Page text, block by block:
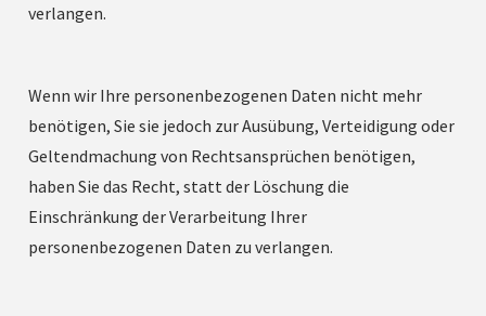
verlangen.
Wenn wir Ihre personenbezogenen Daten nicht mehr
benötigen, Sie sie jedoch zur Ausübung, Verteidigung oder
Geltendmachung von Rechtsansprüchen benötigen,
haben Sie das Recht, statt der Löschung die
Einschränkung der Verarbeitung Ihrer
personenbezogenen Daten zu verlangen.